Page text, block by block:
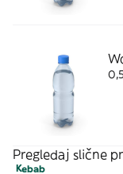
Pregledaj slične
Kebab